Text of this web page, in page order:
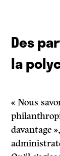
Des
la
« Nous
davantage